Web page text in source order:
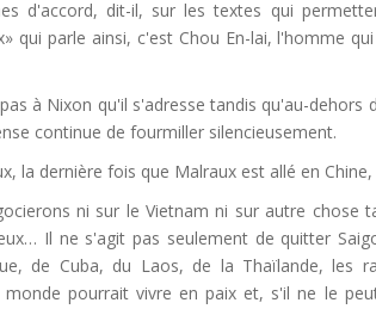
d'accord, dit-il, sur les textes qui
qui parle ainsi, c'est Chou En-lai, l'homme
à Nixon qu'il s'adresse tandis qu'au-dehors
continue de fourmiller silencieusement.
la dernière fois que Malraux est allé en
ni sur le Vietnam ni sur autre chose
Il ne s'agit pas seulement de quitter
de Cuba, du Laos, de la Thaïlande, les
monde pourrait vivre en paix et, s'il ne le